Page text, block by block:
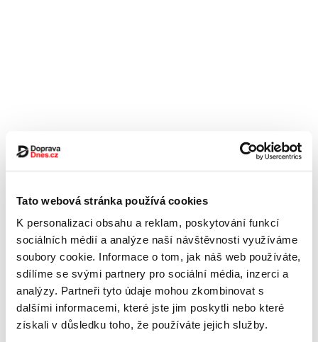
Tato webová stránka používá cookies
K personalizaci obsahu a reklam, poskytování funkcí
sociálních médií a analýze naší návštěvnosti využíváme
soubory cookie. Informace o tom, jak náš web používáte,
sdílíme se svými partnery pro sociální média, inzerci a
analýzy. Partneři tyto údaje mohou zkombinovat s
dalšími informacemi, které jste jim poskytli nebo které
získali v důsledku toho, že používáte jejich služby.